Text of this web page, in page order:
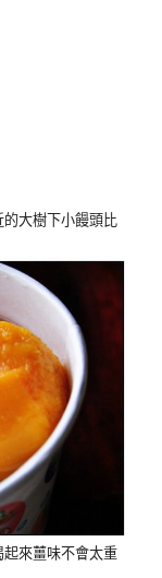
大樹下小饅頭比
來薑味不會太重